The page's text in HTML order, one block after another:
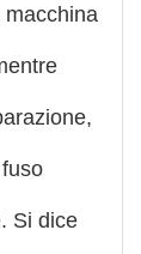
Si dice